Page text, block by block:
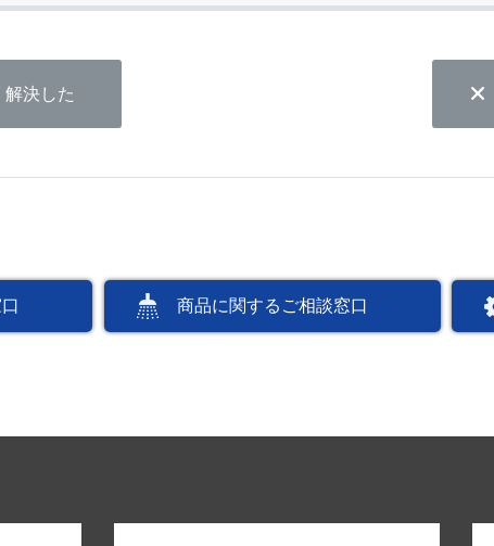
解決した
商品に関するご相談窓口